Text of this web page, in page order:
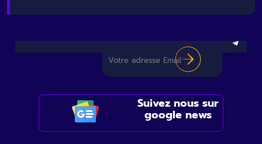
Suivez nous sur
google news